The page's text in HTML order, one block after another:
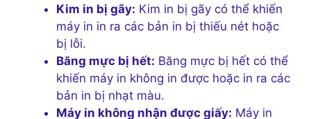
Kim in bị gãy: Kim in bị gãy có thể khiến
máy in in ra các bản in bị thiếu nét hoặc
bị lỗi.
Băng mực bị hết: Băng mực bị hết có thể
khiến máy in không in được hoặc in ra các
bản in bị nhạt màu.
Máy in không nhận được giấy: Máy in